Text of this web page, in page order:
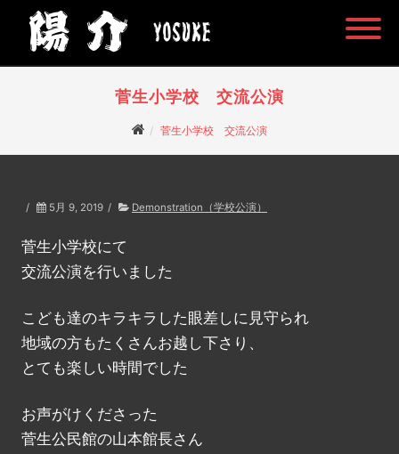
菅生小学校 交流公演
菅生小学校 交流公演
/ 5月 9, 2019 / Demonstration（学校公演）
菅生小学校にて
交流公演を行いました
こども達のキラキラした眼差しに見守られ
地域の方もたくさんお越し下さり、
とても楽しい時間でした
お声がけくださった
菅生公民館の山本館長さん